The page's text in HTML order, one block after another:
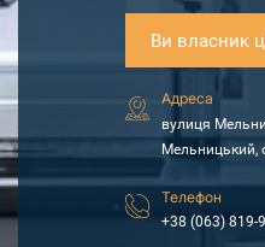
Ви власник
Адреса
вулиця
Мельницький,
Телефон
+38 (063) 819-